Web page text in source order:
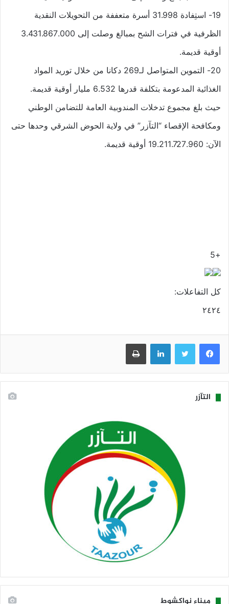
19- استِفادة 31.998 أسرة متعففة من التحويلات النقدية
الظرفية في فترات الشح بمبالغ وصلت إلى 3.431.867.000
أوقية قديمة.
20- التموين المتواصل لـ269 دكانا من خلال توريد المواد
الغذائية المدعومة بتكلفة قدرها 6.532 مليار أوقية قديمة.
حيث بلغ مجموع تدخلات المندوبية العامة للتضامن الوطني
ومكافحة الإقصاء “التآزر” في ولاية الحوض الشرقي وحدها حتى
الآن: 19.211.727.960 أوقية قديمة.
+5
كل التفاعلات:
٢٤٢٤
فيسبوك تويتر لينكدإن طباعة
التآزر
ميناء نواكشوط